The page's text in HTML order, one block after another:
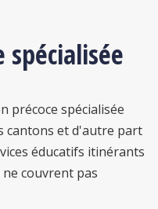
spécialisée
précoce spécialisée
cantons et d'autre part
éducatifs itinérants
ne couvrent pas